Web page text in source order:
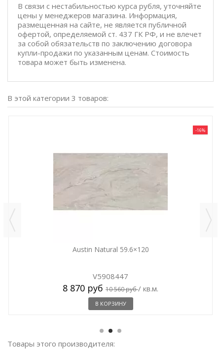
В связи с нестабильностью курса рубля, уточняйте
цены у менеджеров магазина. Информация,
размещенная на сайте, не является публичной
офертой, определяемой ст. 437 ГК РФ, и не влечет
за собой обязательств по заключению договора
купли-продажи по указанным ценам. Стоимость
товара может быть изменена.
В этой категории 3 товаров:
-16%
Austin Natural 59.6×120
V5908447
8 870 руб 10 560 руб/ кв.м.
В КОРЗИНУ
Товары этого производителя: